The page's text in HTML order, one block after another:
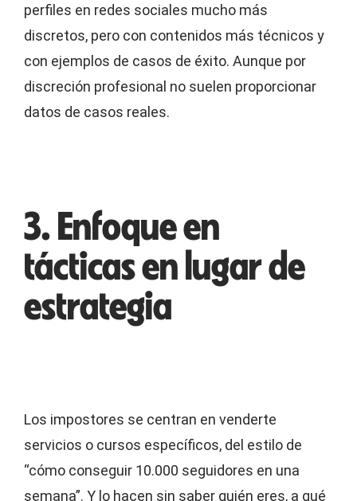
perfiles en redes sociales mucho más
discretos, pero con contenidos más técnicos y
con ejemplos de casos de éxito. Aunque por
discreción profesional no suelen proporcionar
datos de casos reales.
3. Enfoque en
tácticas en lugar de
estrategia
Los impostores se centran en venderte
servicios o cursos específicos, del estilo de
“cómo conseguir 10.000 seguidores en una
semana”. Y lo hacen sin saber quién eres, a qué